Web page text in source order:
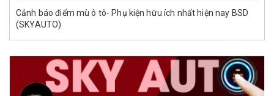
Cảnh báo điểm mù ô tô- Phụ kiện hữu ích nhất hiện nay BSD
(SKYAUTO)